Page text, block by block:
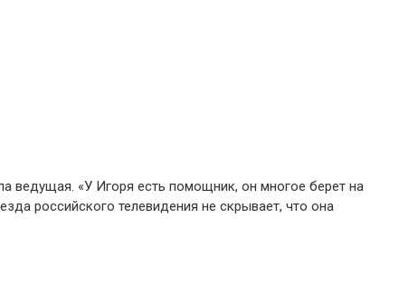
ведущая. «У Игоря есть помощник, он многое берет на
российского телевидения не скрывает, что она